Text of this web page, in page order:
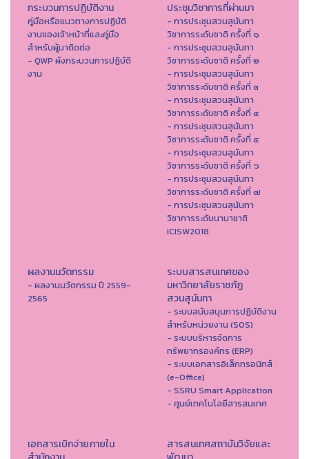
กระบวนการปฏิบัติงาน
คู่มือหรือแนวทางการปฏิบัติ
งานของเจ้าหน้าที่และคู่มือ
สำหรับผู้มาติดต่อ
- QWP ผังกระบวนการปฏิบัติ
งาน
ประชุมวิชาการที่ผ่านมา
- การประชุมสวนสุนันทา
วิชาการระดับชาติ ครั้งที่ ๑
- การประชุมสวนสุนันทา
วิชาการระดับชาติ ครั้งที่ ๒
- การประชุมสวนสุนันทา
วิชาการระดับชาติ ครั้งที่ ๓
- การประชุมสวนสุนันทา
วิชาการระดับชาติ ครั้งที่ ๔
- การประชุมสวนสุนันทา
วิชาการระดับชาติ ครั้งที่ ๕
- การประชุมสวนสุนันทา
วิชาการระดับชาติ ครั้งที่ ๖
- การประชุมสวนสุนันทา
วิชาการระดับชาติ ครั้งที่ ๗
- การประชุมสวนสุนันทา
วิชาการระดับนานาชาติ
ICISW2018
ผลงานนวัตกรรม
- ผลงานนวัตกรรม ปี 2559-
2565
ระบบสารสนเทศของ
มหาวิทยาลัยราชภัฏ
สวนสุนันทา
- ระบบสนับสนุนการปฏิบัติงาน
สำหรับหน่วยงาน (SOS)
- ระบบบริหารจัดการ
ทรัพยากรองค์กร (ERP)
- ระบบเอกสารอิเล็กทรอนิกส์
(e-Office)
- SSRU Smart Application
- ศูนย์เทคโนโลยีสารสนเทศ
เอกสารเบิกจ่ายภายใน
สารสนเทศสถาบันวิจัยและ